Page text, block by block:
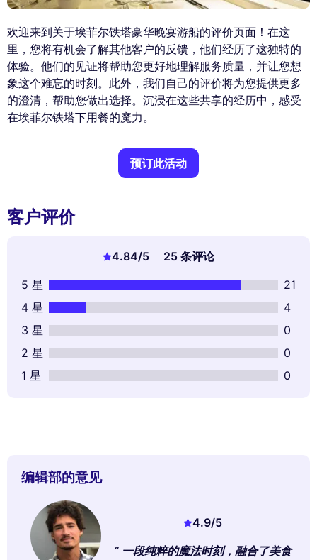
欢迎来到关于埃菲尔铁塔豪华晚宴游船的评价页面！在这
里，您将有机会了解其他客户的反馈，他们经历了这独特的
体验。他们的见证将帮助您更好地理解服务质量，并让您想
象这个难忘的时刻。此外，我们自己的评价将为您提供更多
的澄清，帮助您做出选择。沉浸在这些共享的经历中，感受
在埃菲尔铁塔下用餐的魔力。
预订此活动
客户评价
4.84/5
25 条评论
5 星
21
4 星
4
3 星
0
2 星
0
1 星
0
编辑部的意见
4.9/5
一段纯粹的魔法时刻，融合了美食